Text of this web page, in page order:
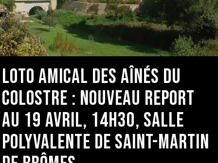
LOTO AMICAL DES AÎNÉS DU
COLOSTRE : NOUVEAU REPORT
AU 19 AVRIL, 14H30, SALLE
POLYVALENTE DE SAINT-MARTIN